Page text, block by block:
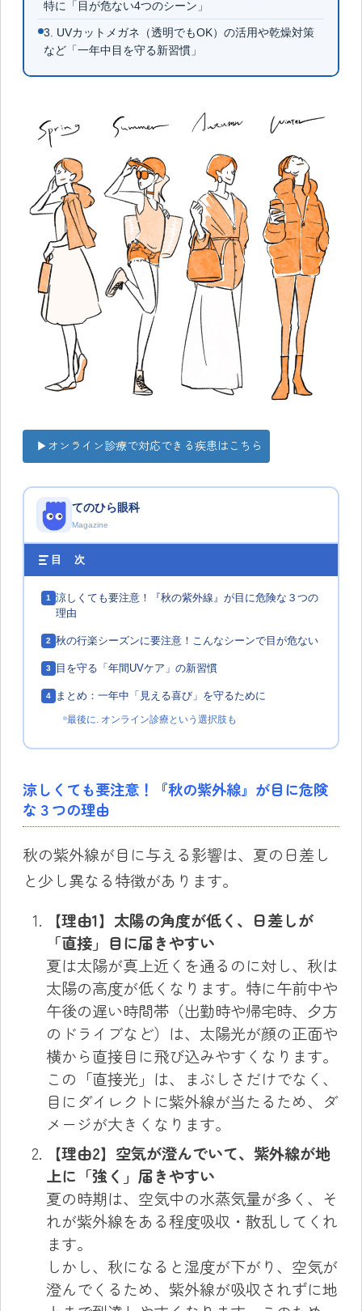
特に「目が危ない4つのシーン」
3. UVカットメガネ（透明でもOK）の活用や乾燥対策
など「一年中目を守る新習慣」
▶︎オンライン診療で対応できる疾患はこちら
てのひら眼科
Magazine
目 次
1
涼しくても要注意！『秋の紫外線』が目に危険な３つの
理由
2 秋の行楽シーズンに要注意！こんなシーンで目が危ない
3 目を守る「年間UVケア」の新習慣
4 まとめ：一年中「見える喜び」を守るために
最後に. オンライン診療という選択肢も
涼しくても要注意！『秋の紫外線』が目に危険
な３つの理由
秋の紫外線が目に与える影響は、夏の日差し
と少し異なる特徴があります。
【理由1】太陽の角度が低く、日差しが
「直接」目に届きやすい
夏は太陽が真上近くを通るのに対し、秋は
太陽の高度が低くなります。特に午前中や
午後の遅い時間帯（出勤時や帰宅時、夕方
のドライブなど）は、太陽光が顔の正面や
横から直接目に飛び込みやすくなります。
この「直接光」は、まぶしさだけでなく、
目にダイレクトに紫外線が当たるため、ダ
メージが大きくなります。
【理由2】空気が澄んでいて、紫外線が地
上に「強く」届きやすい
夏の時期は、空気中の水蒸気量が多く、そ
れが紫外線をある程度吸収・散乱してくれ
ます。
しかし、秋になると湿度が下がり、空気が
澄んでくるため、紫外線が吸収されずに地